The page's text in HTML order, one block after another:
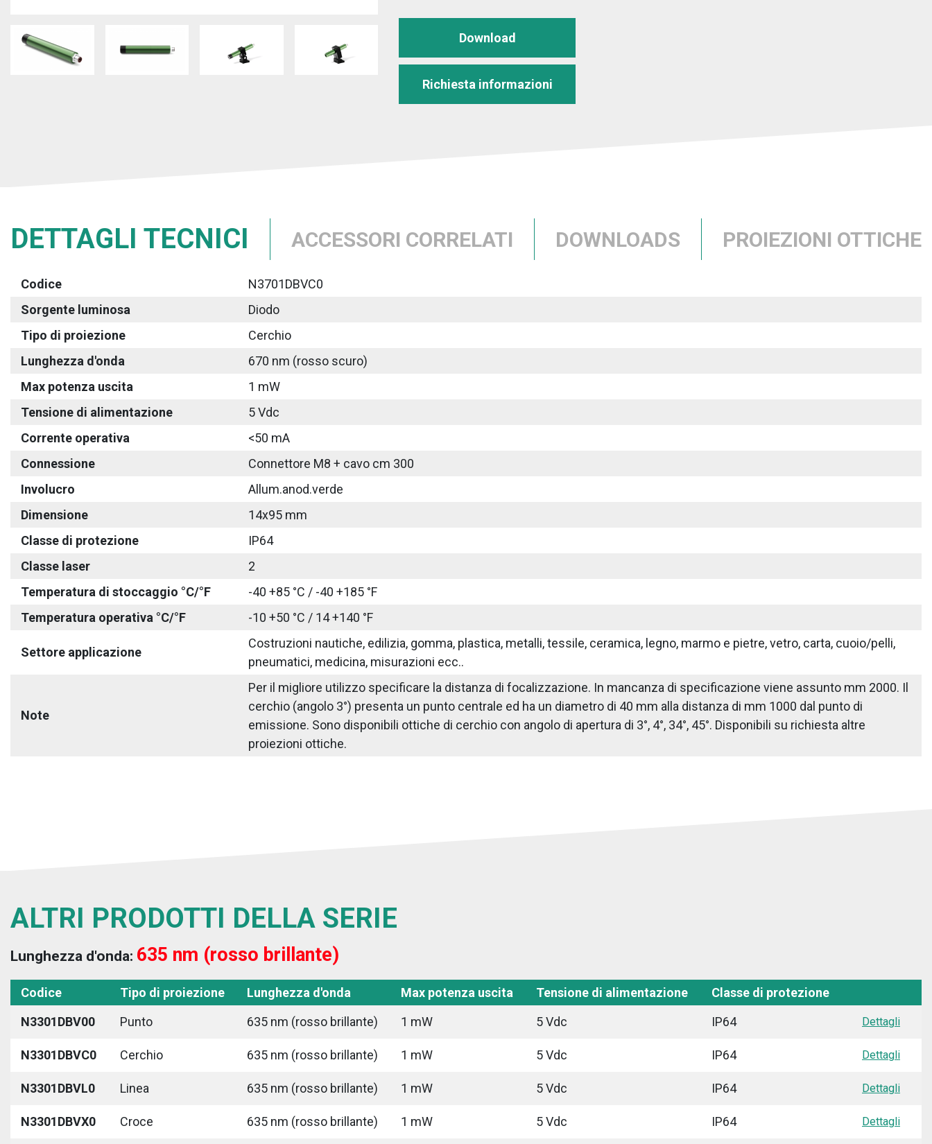
Download
Richiesta informazioni
DETTAGLI TECNICI ACCESSORI CORRELATI DOWNLOADS PROIEZIONI OTTICHE
Codice
N3701DBVC0
Sorgente luminosa
Diodo
Tipo di proiezione
Cerchio
Lunghezza d'onda
670 nm (rosso scuro)
Max potenza uscita
1 mW
Tensione di alimentazione
5 Vdc
Corrente operativa
<50 mA
Connessione
Connettore M8 + cavo cm 300
Involucro
Allum.anod.verde
Dimensione
14x95 mm
Classe di protezione
IP64
Classe laser
2
Temperatura di stoccaggio °C/°F
-40 +85 °C / -40 +185 °F
Temperatura operativa °C/°F
-10 +50 °C / 14 +140 °F
Settore applicazione
Costruzioni nautiche, edilizia, gomma, plastica, metalli, tessile, ceramica, legno, marmo e pietre, vetro, carta, cuoio/pelli,
pneumatici, medicina, misurazioni ecc..
Note
Per il migliore utilizzo specificare la distanza di focalizzazione. In mancanza di specificazione viene assunto mm 2000. Il
cerchio (angolo 3°) presenta un punto centrale ed ha un diametro di 40 mm alla distanza di mm 1000 dal punto di
emissione. Sono disponibili ottiche di cerchio con angolo di apertura di 3°, 4°, 34°, 45°. Disponibili su richiesta altre
proiezioni ottiche.
ALTRI PRODOTTI DELLA SERIE
Lunghezza d'onda: 635 nm (rosso brillante)
Codice Tipo di proiezione Lunghezza d'onda Max potenza uscita Tensione di alimentazione
Classe di protezione
N3301DBV00
Punto 635 nm (rosso brillante) 1 mW 5 Vdc IP64 Dettagli
N3301DBVC0 Cerchio 635 nm (rosso brillante) 1 mW 5 Vdc IP64 Dettagli
N3301DBVL0 Linea 635 nm (rosso brillante) 1 mW 5 Vdc IP64 Dettagli
N3301DBVX0 Croce 635 nm (rosso brillante) 1 mW 5 Vdc IP64 Dettagli